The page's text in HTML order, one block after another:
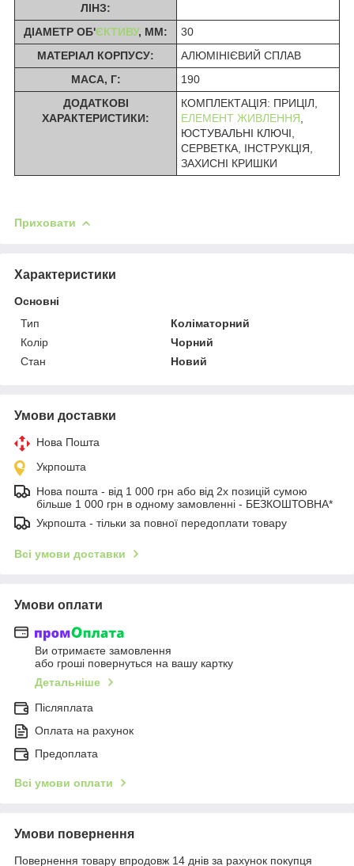
ЛІНЗ:
ДІАМЕТР ОБ'ЄКТИВУ, ММ:
30
МАТЕРІАЛ КОРПУСУ:
АЛЮМІНІЄВИЙ СПЛАВ
МАСА, Г:
190
ДОДАТКОВІ
ХАРАКТЕРИСТИКИ:
КОМПЛЕКТАЦІЯ: ПРИЦІЛ,
ЕЛЕМЕНТ ЖИВЛЕННЯ
ЮСТУВАЛЬНІ КЛЮЧІ,
СЕРВЕТКА, ІНСТРУКЦІЯ,
ЗАХИСНІ КРИШКИ
Приховати
Характеристики
Основні
Тип
Коліматорний
Колір
Чорний
Стан
Новий
Умови доставки
Нова Пошта
Укрпошта
Нова пошта - від 1 000 грн або від 2х позицій сумою
більше 1 000 грн в одному замовленні - БЕЗКОШТОВНА*
Укрпошта - тільки за повної передоплати товару
Всі умови доставки
Умови оплати
Ви отримаєте замовлення
або гроші повернуться на вашу картку
Детальніше
Післяплата
Оплата на рахунок
Предоплата
Всі умови оплати
Умови повернення
Повернення товару впродовж 14 днів за рахунок покупця